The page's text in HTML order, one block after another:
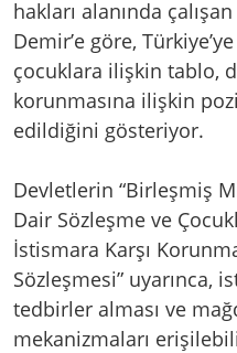
hakları alanında
Demir’e göre,
çocuklara ilişkin tablo,
korunmasına ilişkin
edildiğini gösteriyor.
Devletlerin “Birleşmiş
Dair Sözleşme ve
İstismara Karşı
Sözleşmesi” uyarınca,
tedbirler alması ve
mekanizmaları